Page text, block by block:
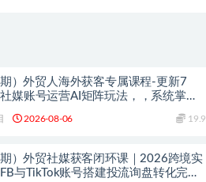
期）外贸人海外获客专属课程-更新7
媒账号运营AI矩阵玩法，，系统掌握
2026-08-06 19.9
期）外贸社媒获客闭环课｜2026跨境实
与TikTok账号搭建投流询盘转化完整